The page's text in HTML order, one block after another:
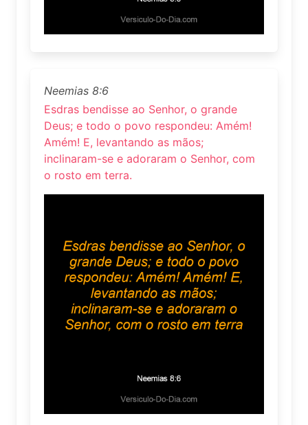
Neemias 8:6
Esdras bendisse ao Senhor, o grande
Deus; e todo o povo respondeu: Amém!
Amém! E, levantando as mãos;
inclinaram-se e adoraram o Senhor, com
o rosto em terra.